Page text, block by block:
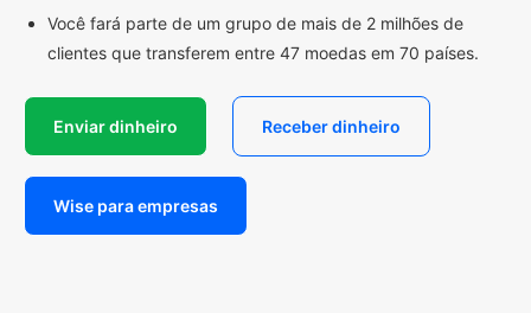
Você fará parte de um grupo de mais de 2 milhões de
clientes que transferem entre 47 moedas em 70 países.
Enviar dinheiro Receber dinheiro
Wise para empresas